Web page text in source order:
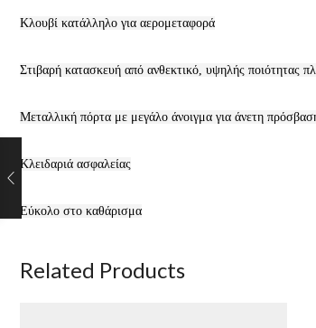
Κλουβί κατάλληλο για αερομεταφορά
Στιβαρή κατασκευή από ανθεκτικό, υψηλής ποιότητας
Μεταλλική πόρτα με μεγάλο άνοιγμα για άνετη
Κλειδαριά ασφαλείας
Εύκολο στο καθάρισμα
Related Products